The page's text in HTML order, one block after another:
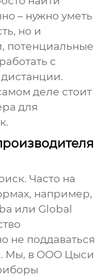
– нужно уметь
но и
потенциальные
с
деле стоит
для
.
Часто на
например,
или Global
не поддаваться
Мы, в ООО Цыси